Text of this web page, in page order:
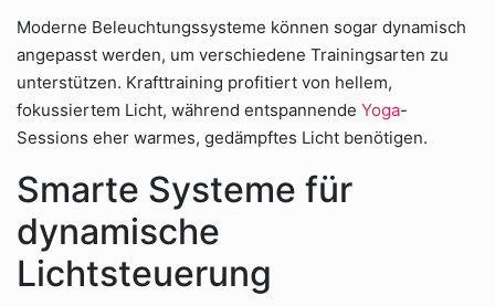
Moderne Beleuchtungssysteme können sogar dynamisch
angepasst werden, um verschiedene Trainingsarten zu
unterstützen. Krafttraining profitiert von hellem,
fokussiertem Licht, während entspannende Yoga-
Sessions eher warmes, gedämpftes Licht benötigen.
Smarte Systeme für
dynamische
Lichtsteuerung